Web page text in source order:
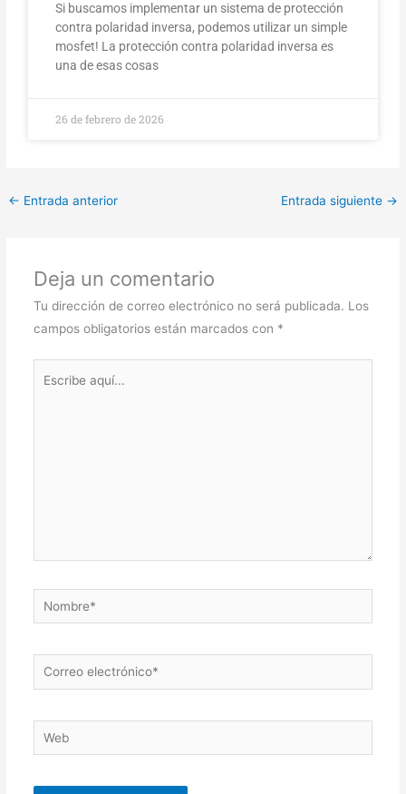
Si buscamos implementar un sistema de protección
contra polaridad inversa, podemos utilizar un simple
mosfet! La protección contra polaridad inversa es
una de esas cosas
26 de febrero de 2026
← Entrada anterior Entrada siguiente →
Deja un comentario
Tu dirección de correo electrónico no será publicada. Los
campos obligatorios están marcados con *
Nombre*
Correo
electrónico*
Web